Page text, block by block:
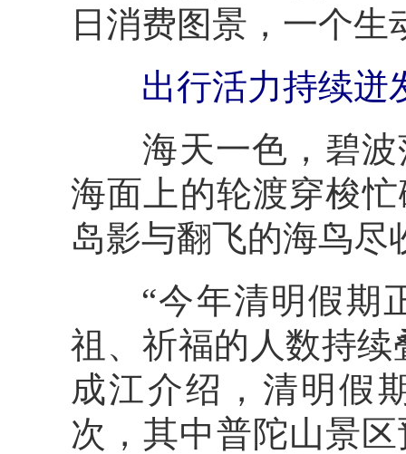
日消费图景，一个
出行活力持续迸
海天一色，碧波
海面上的轮渡穿梭
岛影与翻飞的海鸟尽
“今年清明假期正
祖、祈福的人数持
成江介绍，清明假
次，其中普陀山景